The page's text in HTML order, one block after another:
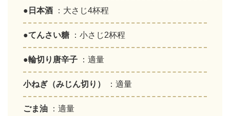
●日本酒 ：大さじ4杯程
●てんさい糖 ：小さじ2杯程
●輪切り唐辛子 ：適量
小ねぎ（みじん切り） ：適量
ごま油 ：適量